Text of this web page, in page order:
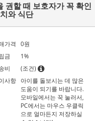
권할 때 보호자가 꼭 확인
와 식단
가격 0원
금
1%
비
(조건)
사항 아이를 돌보시는 데 많은
도움이 되기를 바랍니다.
모바일에서는 꾹 눌러서,
PC에서는 마우스 우클릭
으로 얼마든지 저장하실